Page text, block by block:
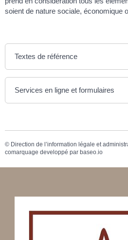
soient de nature sociale, économique
Textes de référence
Services en ligne et formulaires
© Direction de l’information légale et
comarquage developpé par baseo.io